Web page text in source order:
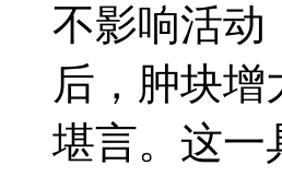
不影响活动
后，肿块
堪言。这一